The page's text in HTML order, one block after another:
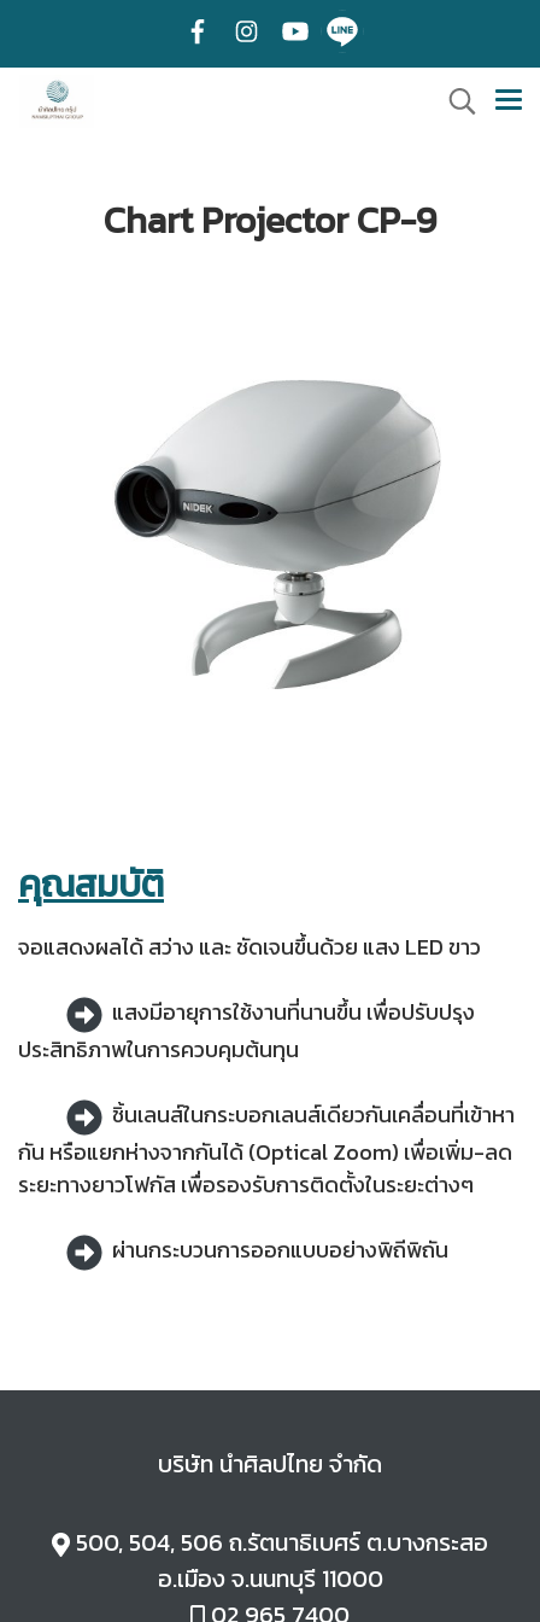
Chart Projector CP-9
คุณสมบัติ
จอแสดงผลได้ สว่าง และ ชัดเจนขึ้นด้วย แสง LED ขาว
แสงมีอายุการใช้งานที่นานขึ้น เพื่อปรับปรุง
ประสิทธิภาพในการควบคุมต้นทุน
ชิ้นเลนส์ในกระบอกเลนส์เดียวกันเคลื่อนที่เข้าหา
กัน หรือแยกห่างจากกันได้ (Optical Zoom) เพื่อเพิ่ม-ลด
ระยะทางยาวโฟกัส เพื่อรองรับการติดตั้งในระยะต่างๆ
ผ่านกระบวนการออกแบบอย่างพิถีพิถัน
บริษัท นำศิลปไทย จำกัด
500, 504, 506 ถ.รัตนาธิเบศร์ ต.บางกระสอ
อ.เมือง จ.นนทบุรี 11000
02 965 7400